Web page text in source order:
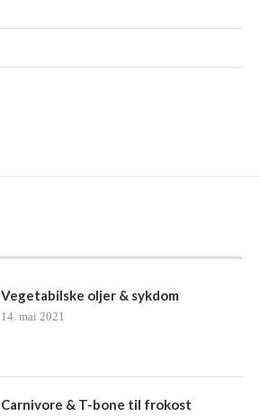
Vegetabilske oljer & sykdom
14. mai 2021
Carnivore & T-bone til frokost